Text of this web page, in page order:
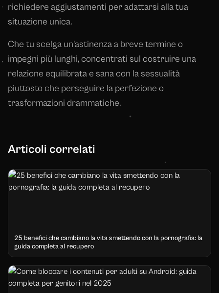
richiedere aggiustamenti per adattarsi alla tua
situazione unica.
Che tu scelga un'astinenza a breve termine o
impegni più lunghi, concentrati sul costruire una
relazione equilibrata e sana con la sessualità
piuttosto che perseguire la perfezione o
trasformazioni drammatiche.
Articoli correlati
25 benefici che cambiano la vita smettendo con la pornografia: la
guida completa al recupero